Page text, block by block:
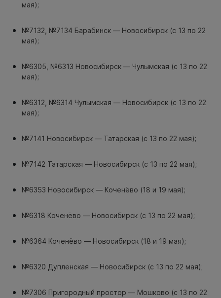
мая);
№7132, №7134 Барабинск — Новосибирск (с 13 по 22
мая);
№6305, №6313 Новосибирск — Чулымская (с 13 по 22
мая);
№6312, №6314 Чулымская — Новосибирск (с 13 по 22
мая);
№7141 Новосибирск — Татарская (с 13 по 22 мая);
№7142 Татарская — Новосибирск (с 13 по 22 мая);
№6353 Новосибирск — Коченёво (18 и 19 мая);
№6318 Коченёво — Новосибирск (с 13 по 22 мая);
№6364 Коченёво — Новосибирск (18 и 19 мая);
№6320 Дупленская — Новосибирск (с 13 по 22 мая);
№7306 Пригородный простор — Мошково (с 13 по 22